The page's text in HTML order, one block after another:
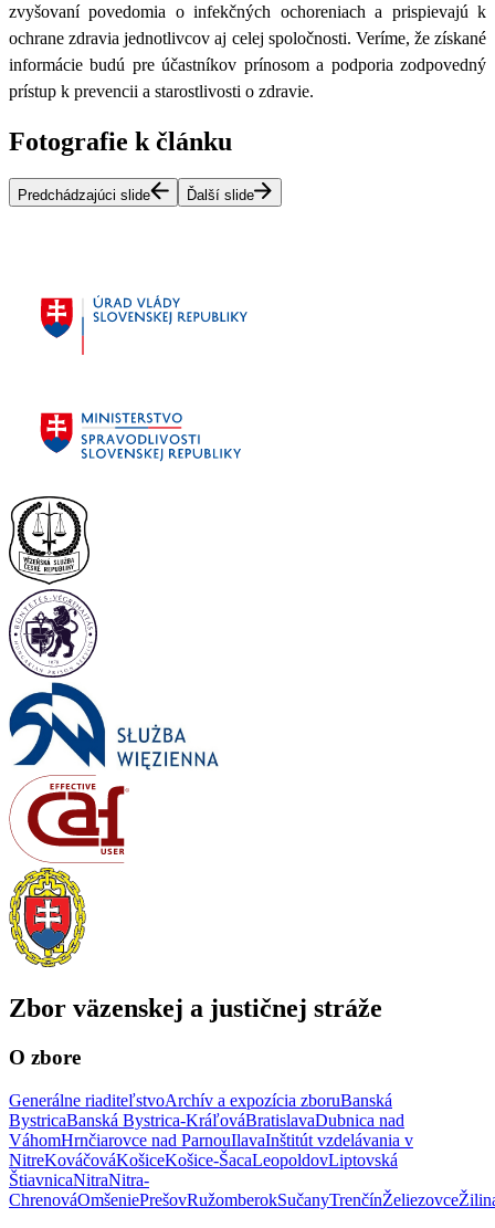
zvyšovaní povedomia o infekčných ochoreniach a prispievajú k
ochrane zdravia jednotlivcov aj celej spoločnosti. Veríme, že získané
informácie budú pre účastníkov prínosom a podporia zodpovedný
prístup k prevencii a starostlivosti o zdravie.
Fotografie k článku
Predchádzajúci slide Ďalší slide
Zbor väzenskej a justičnej stráže
O zbore
Generálne riaditeľstvoArchív a expozícia zboruBanská
BystricaBanská Bystrica-KráľováBratislavaDubnica nad
VáhomHrnčiarovce nad ParnouIlavaInštitút vzdelávania v
NitreKováčováKošiceKošice-ŠacaLeopoldovLiptovská
ŠtiavnicaNitraNitra-
ChrenováOmšeniePrešovRužomberokSučanyTrenčínŽeliezovce